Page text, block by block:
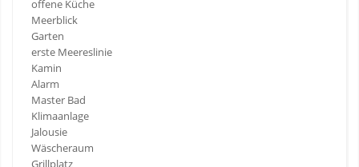
offene Küche
Meerblick
Garten
erste Meereslinie
Kamin
Alarm
Master Bad
Klimaanlage
Jalousie
Wäscheraum
Grillplatz